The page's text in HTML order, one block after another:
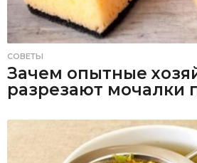
СОВЕТЫ
Зачем опытные
разрезают мочалки